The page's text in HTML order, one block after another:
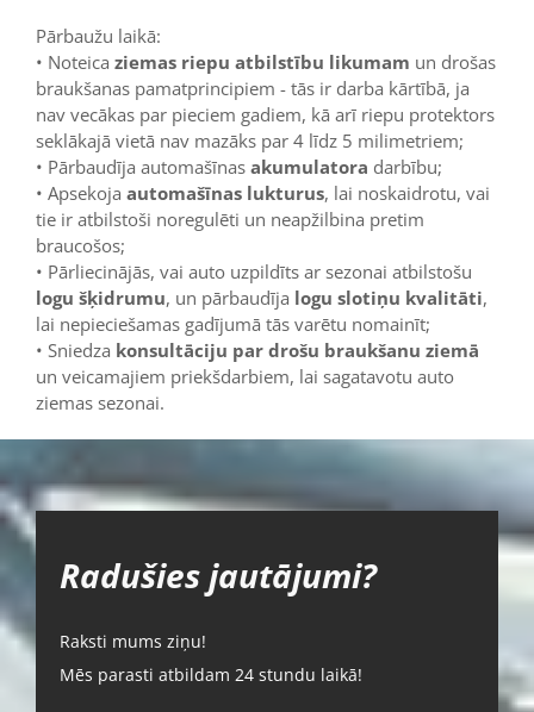
Pārbaužu laikā:
• Noteica ziemas riepu atbilstību likumam un drošas
braukšanas pamatprincipiem - tās ir darba kārtībā, ja
nav vecākas par pieciem gadiem, kā arī riepu protektors
seklākajā vietā nav mazāks par 4 līdz 5 milimetriem;
• Pārbaudīja automašīnas akumulatora darbību;
• Apsekoja automašīnas lukturus, lai noskaidrotu, vai
tie ir atbilstoši noregulēti un neapžilbina pretim
braucošos;
• Pārliecinājās, vai auto uzpildīts ar sezonai atbilstošu
logu šķidrumu, un pārbaudīja logu slotiņu kvalitāti,
lai nepieciešamas gadījumā tās varētu nomainīt;
• Sniedza konsultāciju par drošu braukšanu ziemā
un veicamajiem priekšdarbiem, lai sagatavotu auto
ziemas sezonai.
Radušies jautājumi?
Raksti mums ziņu!
Mēs parasti atbildam 24 stundu laikā!